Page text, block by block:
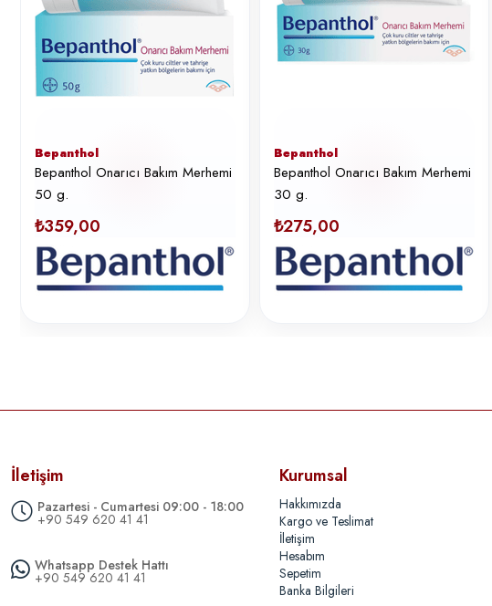
Bepanthol
Bepanthol Onarıcı Bakım Merhemi
50 g.
₺359,00
Bepanthol
Bepanthol Onarıcı Bakım Merhemi
30 g.
₺275,00
İletişim
Pazartesi - Cumartesi 09:00 - 18:00
+90 549 620 41 41
Whatsapp Destek Hattı
+90 549 620 41 41
Kurumsal
Hakkımızda
Kargo ve Teslimat
İletişim
Hesabım
Sepetim
Banka Bilgileri